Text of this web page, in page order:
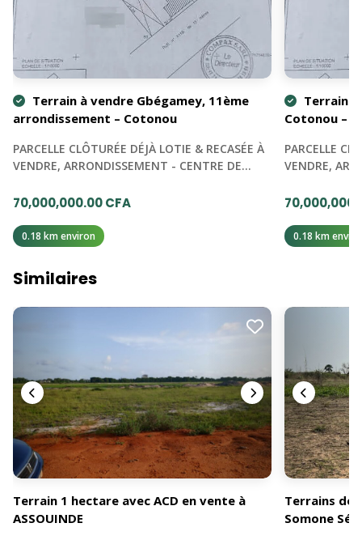
Terrain à vendre Gbégamey, 11ème
arrondissement – Cotonou
PARCELLE CLÔTURÉE DÉJÀ LOTIE & RECASÉE À
VENDRE, ARRONDISSEMENT - CENTRE DE…
70,000,000.00 CFA
0.18 km environ
Terrain
Cotonou –
PARCELLE
VENDRE,
0.18 km
Similaires
Terrain 1 hectare avec ACD en vente à
ASSOUINDE
Terrains de
Somone